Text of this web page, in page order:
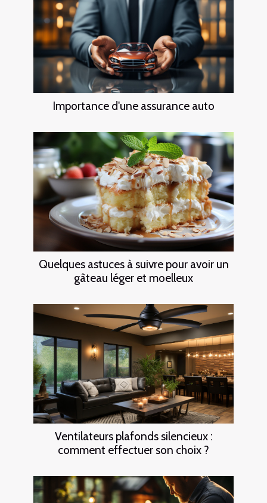
Importance d'une assurance auto
Quelques astuces à suivre pour avoir un
gâteau léger et moelleux
Ventilateurs plafonds silencieux :
comment effectuer son choix ?